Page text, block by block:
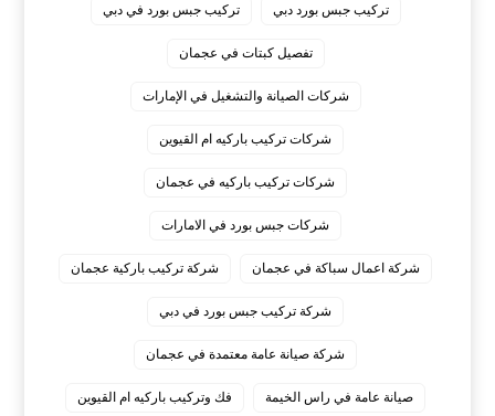
تركيب جبس بورد دبي تركيب جبس بورد في دبي
تفصيل كبتات في عجمان
شركات الصيانة والتشغيل في الإمارات
شركات تركيب باركيه ام القيوين
شركات تركيب باركيه في عجمان
شركات جبس بورد في الامارات
شركة اعمال سباكة في عجمان شركة تركيب باركية عجمان
شركة تركيب جبس بورد في دبي
شركة صيانة عامة معتمدة في عجمان
صيانة عامة في راس الخيمة فك وتركيب باركيه ام القيوين